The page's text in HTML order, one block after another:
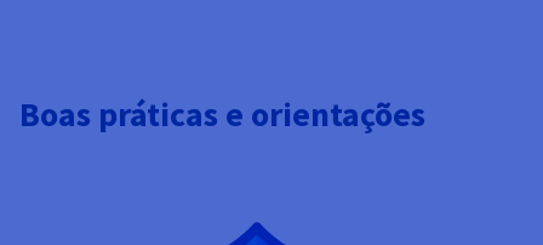
Boas práticas e orientações